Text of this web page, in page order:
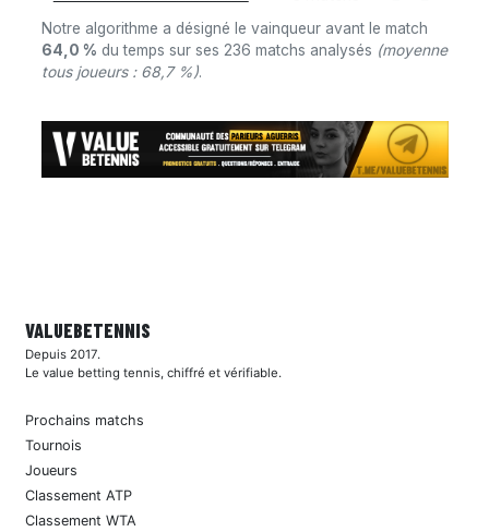
Notre algorithme a désigné le vainqueur avant le match
64,0 % du temps sur ses 236 matchs analysés (moyenne
tous joueurs : 68,7 %).
VALUEBETENNIS
Depuis 2017.
Le value betting tennis, chiffré et vérifiable.
Prochains matchs
Tournois
Joueurs
Classement ATP
Classement WTA